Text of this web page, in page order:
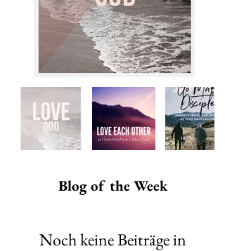
Blog of the Week
Noch keine Beiträge in